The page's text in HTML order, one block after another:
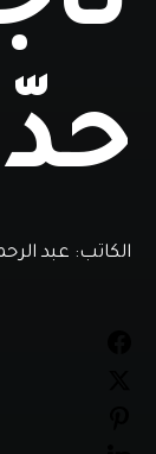
الكاتب: عبد